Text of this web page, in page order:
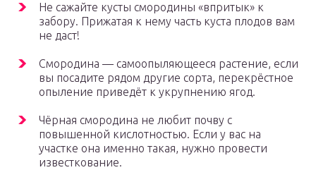
Не сажайте кусты смородины «впритык» к
забору. Прижатая к нему часть куста плодов вам
не даст!
Смородина — самоопыляющееся растение, если
вы посадите рядом другие сорта, перекрёстное
опыление приведёт к укрупнению ягод.
Чёрная смородина не любит почву с
повышенной кислотностью. Если у вас на
участке она именно такая, нужно провести
известкование.